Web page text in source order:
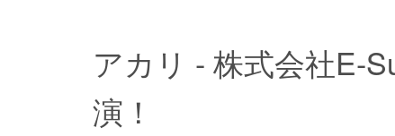
アカリ - 株式会社E-
演！